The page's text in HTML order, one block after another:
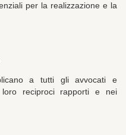
per la realizzazione e la
a tutti gli avvocati e
reciproci rapporti e nei